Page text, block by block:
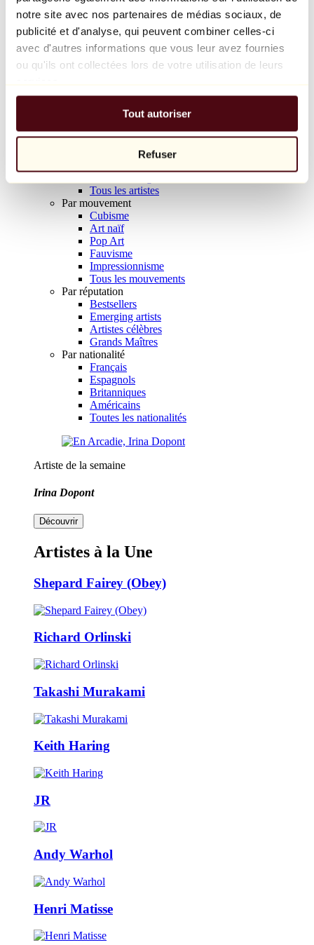
notre site avec nos partenaires de médias sociaux, de
publicité et d'analyse, qui peuvent combiner celles-ci
avec d'autres informations que vous leur avez fournies
ou qu'ils ont collectées lors de votre utilisation de leurs
Tout autoriser
Refuser
Balloon Dog (Orange)
Jeff Koons
10 000 €
Parcourir
Tous les sculpteurs
Tous les photographes
Tous les artistes
Par mouvement
Cubisme
Art naïf
Pop Art
Fauvisme
Impressionnisme
Tous les mouvements
Par réputation
Bestsellers
Emerging artists
Artistes célèbres
Grands Maîtres
Par nationalité
Français
Espagnols
Britanniques
Américains
Toutes les nationalités
Artiste de la semaine
Irina Dopont
Découvrir
Artistes à la Une
Shepard Fairey (Obey)
Richard Orlinski
Takashi Murakami
Keith Haring
JR
Andy Warhol
Henri Matisse